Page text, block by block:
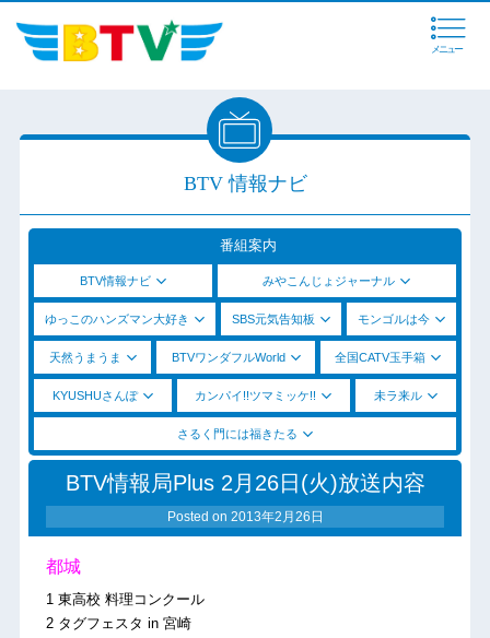
メニュー
BTV 情報ナビ
番組案内
BTV情報ナビ みやこんじょジャーナル
ゆっこのハンズマン大好き SBS元気告知板 モンゴルは今
天然うまうま BTVワンダフルWorld 全国CATV玉手箱
KYUSHUさんぽ カンパイ!!ツマミッケ!! 未ラ来ル
さるく門には福きたる
BTV情報局Plus 2月26日(火)放送内容
Posted on 2013年2月26日
都城
1 東高校 料理コンクール
2 タグフェスタ in 宮崎